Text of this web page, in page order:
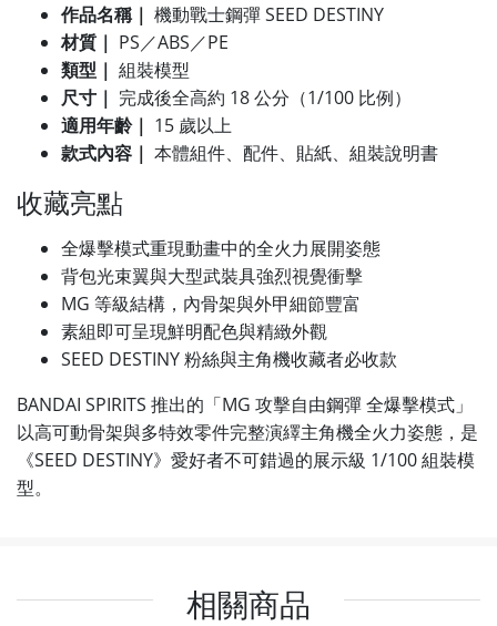
作品名稱｜ 機動戰士鋼彈 SEED DESTINY
材質｜ PS／ABS／PE
類型｜ 組裝模型
尺寸｜ 完成後全高約 18 公分（1/100 比例）
適用年齡｜ 15 歲以上
款式內容｜ 本體組件、配件、貼紙、組裝說明書
收藏亮點
全爆擊模式重現動畫中的全火力展開姿態
背包光束翼與大型武裝具強烈視覺衝擊
MG 等級結構，內骨架與外甲細節豐富
素組即可呈現鮮明配色與精緻外觀
SEED DESTINY 粉絲與主角機收藏者必收款
BANDAI SPIRITS 推出的「MG 攻擊自由鋼彈 全爆擊模式」
以高可動骨架與多特效零件完整演繹主角機全火力姿態，是
《SEED DESTINY》愛好者不可錯過的展示級 1/100 組裝模
型。
相關商品